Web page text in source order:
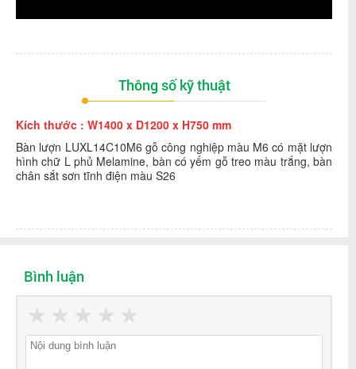
Thông số kỹ thuật
Kích thước : W1400 x D1200 x H750 mm
Bàn lượn LUXL14C10M6 gỗ công nghiệp màu M6 có mặt lượn
hình chữ L phủ Melamine, bàn có yếm gỗ treo màu trắng, bàn
chân sắt sơn tĩnh điện màu S26
Bình luận
★
★
★
★
★